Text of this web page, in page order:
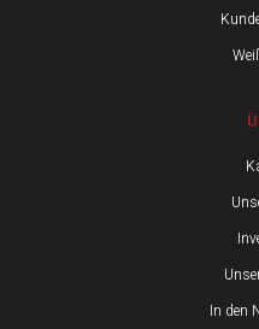
In den